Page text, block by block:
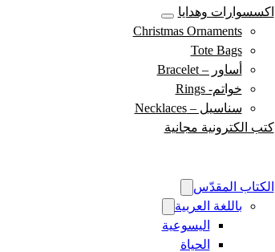
اكسسوارات وهدايا
Christmas Ornaments
Tote Bags
أساور – Bracelet
خواتم- Rings
سناسيل – Necklaces
كتب الكترونية مجانية
الكتاب المقدّس
باللغة العربية
اليسوعية
الحياة